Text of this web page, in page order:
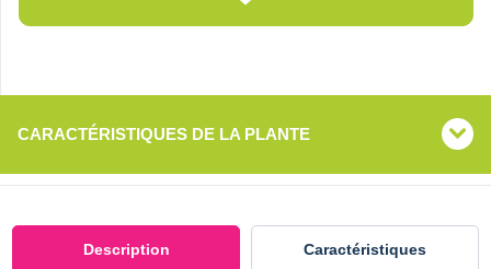
CARACTÉRISTIQUES DE LA PLANTE
Description Caractéristiques